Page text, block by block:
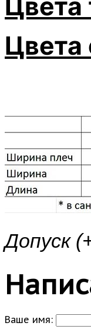
Цвета
Цвета
Допуск
Ваше имя: